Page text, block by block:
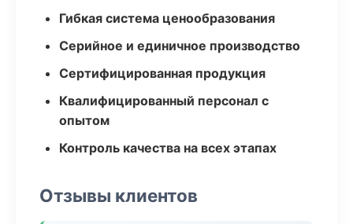
Гибкая система ценообразования
Серийное и единичное производство
Сертифицированная продукция
Квалифицированный персонал с
опытом
Контроль качества на всех этапах
Отзывы клиентов